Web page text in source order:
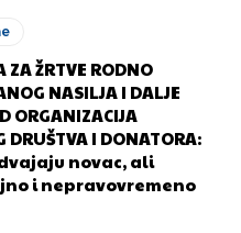
ZA ŽRTVE RODNO
NASILJA I DALJE
ORGANIZACIJA
DRUŠTVA I DONATORA:
novac, ali
i nepravovremeno